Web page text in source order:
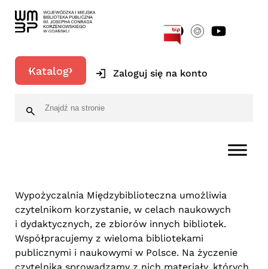
Katalog Zaloguj się na konto
Wypożyczalnia Międzybiblioteczna umożliwia
czytelnikom korzystanie, w celach naukowych
i dydaktycznych, ze zbiorów innych bibliotek.
Współpracujemy z wieloma bibliotekami
publicznymi i naukowymi w Polsce. Na życzenie